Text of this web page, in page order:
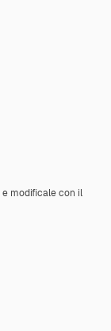
e modificale con il